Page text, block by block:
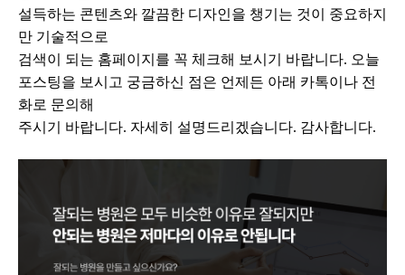
설득하는 콘텐츠와 깔끔한 디자인을 챙기는 것이 중요하지
만 기술적으로
검색이 되는 홈페이지를 꼭 체크해 보시기 바랍니다. 오늘
포스팅을 보시고 궁금하신 점은 언제든 아래 카톡이나 전
화로 문의해
주시기 바랍니다. 자세히 설명드리겠습니다. 감사합니다.